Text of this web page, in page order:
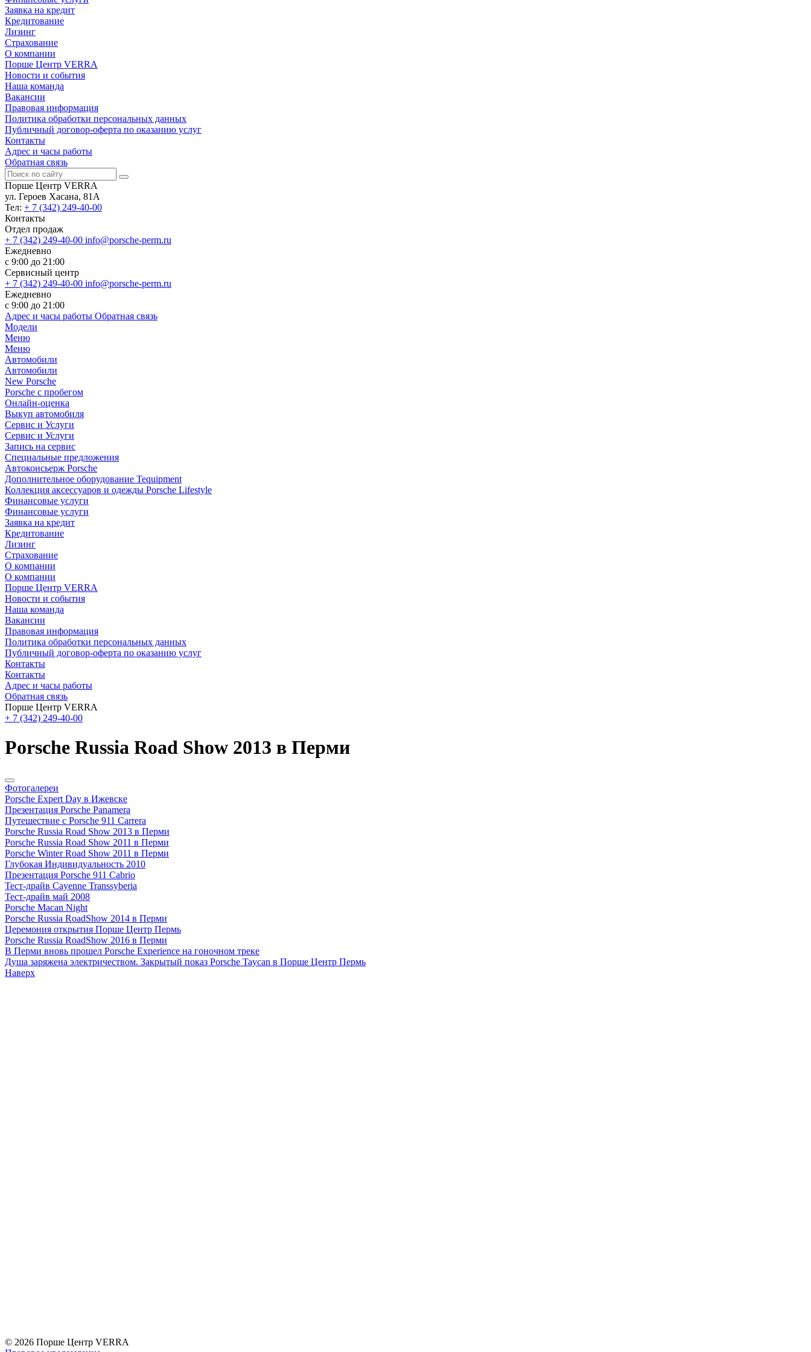
Заявка на кредит
Кредитование
Лизинг
Страхование
О компании
Порше Центр VERRA
Новости и события
Наша команда
Вакансии
Правовая информация
Политика обработки персональных данных
Публичный договор-оферта по оказанию услуг
Контакты
Адрес и часы работы
Обратная связь
Порше Центр VERRA
ул. Героев Хасана, 81А
Тел: + 7 (342) 249-40-00
Контакты
Отдел продаж
+ 7 (342) 249-40-00 info@porsche-perm.ru
Ежедневно
с 9:00 до 21:00
Сервисный центр
+ 7 (342) 249-40-00 info@porsche-perm.ru
Ежедневно
с 9:00 до 21:00
Адрес и часы работы Обратная связь
Модели
Меню
Меню
Автомобили
Автомобили
New Porsche
Porsche с пробегом
Онлайн-оценка
Выкуп автомобиля
Сервис и Услуги
Сервис и Услуги
Запись на сервис
Специальные предложения
Автоконсьерж Porsche
Дополнительное оборудование Tequipment
Коллекция аксессуаров и одежды Porsche Lifestyle
Финансовые услуги
Финансовые услуги
Заявка на кредит
Кредитование
Лизинг
Страхование
О компании
О компании
Порше Центр VERRA
Новости и события
Наша команда
Вакансии
Правовая информация
Политика обработки персональных данных
Публичный договор-оферта по оказанию услуг
Контакты
Контакты
Адрес и часы работы
Обратная связь
Порше Центр VERRA
+ 7 (342) 249-40-00
Porsche Russia Road Show 2013 в Перми
Фотогалереи
Porsche Expert Day в Ижевске
Презентация Porsche Panamera
Путешествие с Porsche 911 Carrera
Porsche Russia Road Show 2013 в Перми
Porsche Russia Road Show 2011 в Перми
Porsche Winter Road Show 2011 в Перми
Глубокая Индивидуальность 2010
Презентация Porsche 911 Cabrio
Тест-драйв Cayenne Transsyberia
Тест-драйв май 2008
Porsche Macan Night
Porsche Russia RoadShow 2014 в Перми
Церемония открытия Порше Центр Пермь
Porsche Russia RoadShow 2016 в Перми
В Перми вновь прошел Porsche Experience на гоночном треке
Душа заряжена электричеством. Закрытый показ Porsche Taycan в Порше Центр Пермь
Наверх
© 2026 Порше Центр VERRA